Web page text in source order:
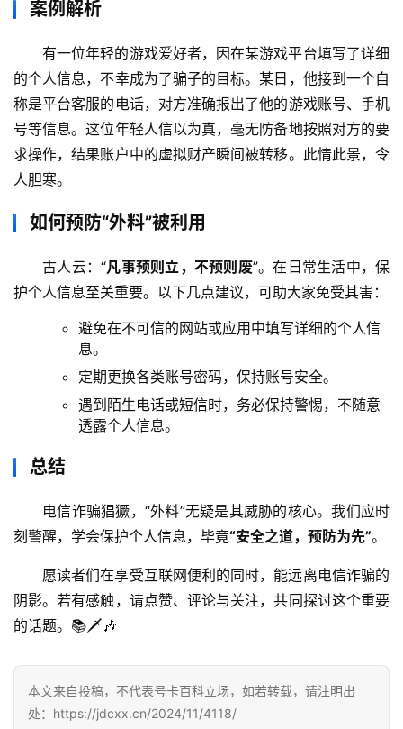
首
页
号
卡
百
诈
知
卡
号
认
证
投稿
案例解析
有一位年轻的游戏爱好者，因在某游戏平台填写了详细
的个人信息，不幸成为了骗子的目标。某日，他接到一个自
称是平台客服的电话，对方准确报出了他的游戏账号、手机
号等信息。这位年轻人信以为真，毫无防备地按照对方的要
求操作，结果账户中的虚拟财产瞬间被转移。此情此景，令
人胆寒。
如何预防“外料”被利用
古人云：“凡事预则立，不预则废”。在日常生活中，保
护个人信息至关重要。以下几点建议，可助大家免受其害：
避免在不可信的网站或应用中填写详细的个人信
息。
定期更换各类账号密码，保持账号安全。
遇到陌生电话或短信时，务必保持警惕，不随意
透露个人信息。
总结
电信诈骗猖獗，“外料”无疑是其威胁的核心。我们应时
刻警醒，学会保护个人信息，毕竟“安全之道，预防为先”。
愿读者们在享受互联网便利的同时，能远离电信诈骗的
阴影。若有感触，请点赞、评论与关注，共同探讨这个重要
的话题。📚🗡🎶
本文来自投稿，不代表号卡百科立场，如若转载，请注明出
处：https://jdcxx.cn/2024/11/4118/